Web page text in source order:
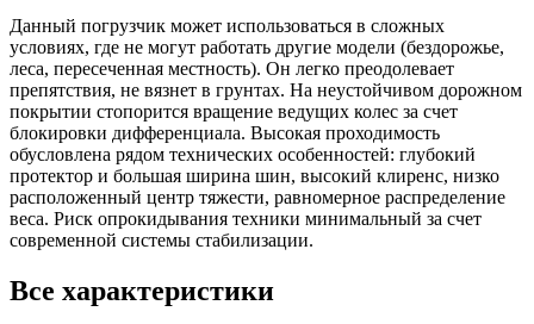
Данный погрузчик может использоваться в сложных
условиях, где не могут работать другие модели (бездорожье,
леса, пересеченная местность). Он легко преодолевает
препятствия, не вязнет в грунтах. На неустойчивом дорожном
покрытии стопорится вращение ведущих колес за счет
блокировки дифференциала. Высокая проходимость
обусловлена рядом технических особенностей: глубокий
протектор и большая ширина шин, высокий клиренс, низко
расположенный центр тяжести, равномерное распределение
веса. Риск опрокидывания техники минимальный за счет
современной системы стабилизации.
Все характеристики